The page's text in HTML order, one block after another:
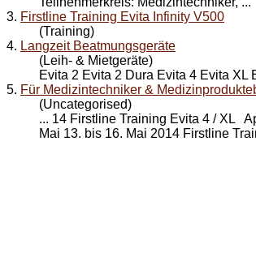
3. Firstline Training Evita Infinity V500
(Training)
4. Langzeit Beatmungsgeräte
(Leih- & Mietgeräte)
Evita 2 Evita 2 Dura Evita 4 Evita XL
5. Für Medizintechniker &
(Uncategorised)
... 14 Firstline Training Evita 4 / XL
Mai 13. bis 16. Mai 2014 Firstline